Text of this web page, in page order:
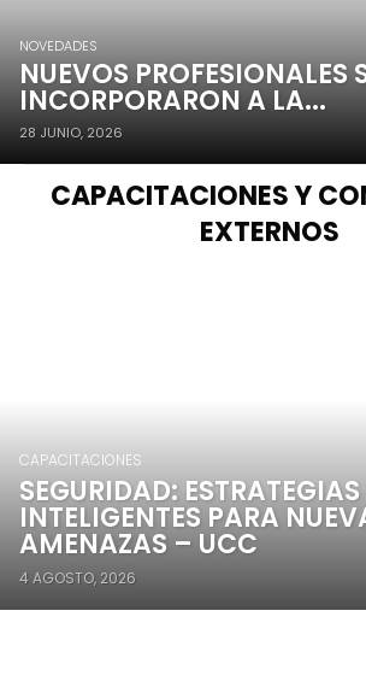
NOVEDADES
NUEVOS PROFESIONALES
INCORPORARON A LA...
28 JUNIO, 2026
CAPACITACIONES Y
EXTERNOS
CAPACITACIONES
SEGURIDAD: ESTRATEGIAS
INTELIGENTES PARA
AMENAZAS – UCC
4 AGOSTO, 2026